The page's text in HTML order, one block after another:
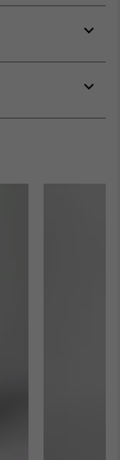
or
or
or